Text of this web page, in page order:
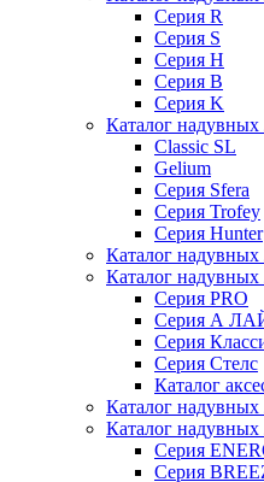
Серия R
Серия S
Серия H
Серия B
Серия K
Каталог
Classic SL
Gelium
Серия Sfera
Серия Trofey
Серия Hunter
Каталог надувных
Каталог
Серия PRO
Серия А
Серия
Серия Стелс
Каталог
Каталог
Каталог
Серия
Серия